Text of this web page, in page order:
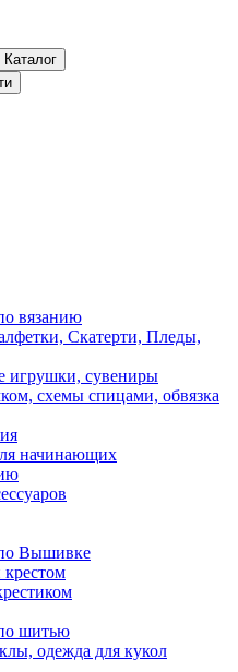
Каталог
вязанию
Скатерти, Пледы,
игрушки, сувениры
схемы спицами, обвязка
начинающих
Вышивке
шитью
одежда для кукол